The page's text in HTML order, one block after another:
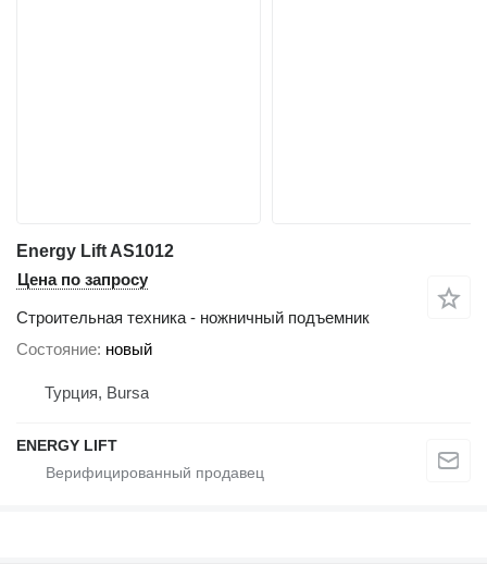
Energy Lift AS1012
Цена по запросу
Строительная техника - ножничный подъемник
Состояние новый
Турция, Bursa
ENERGY LIFT